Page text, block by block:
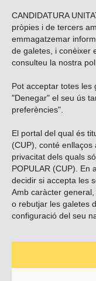
CANDIDATURA
pròpies i de tercers
emmagatzemar
de galetes, i conèixer
consulteu la nostra
Pot acceptar totes les
"Denegar" el seu ús
preferències".
El portal del qual és
(CUP), conté
privacitat dels quals
POPULAR (CUP). En
decidir si accepta les
Amb caràcter
o rebutjar les galetes
configuració del seu
Vols